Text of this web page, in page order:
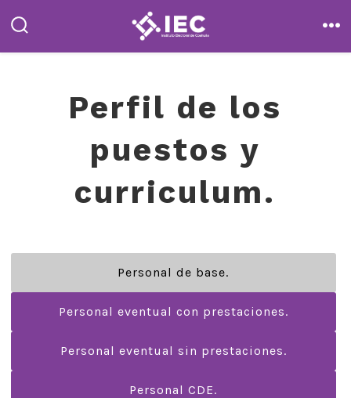
contenido
la
Perfil de los
puestos y
curriculum.
Personal de base.
Personal eventual con prestaciones.
Personal eventual sin prestaciones.
Personal CDE.